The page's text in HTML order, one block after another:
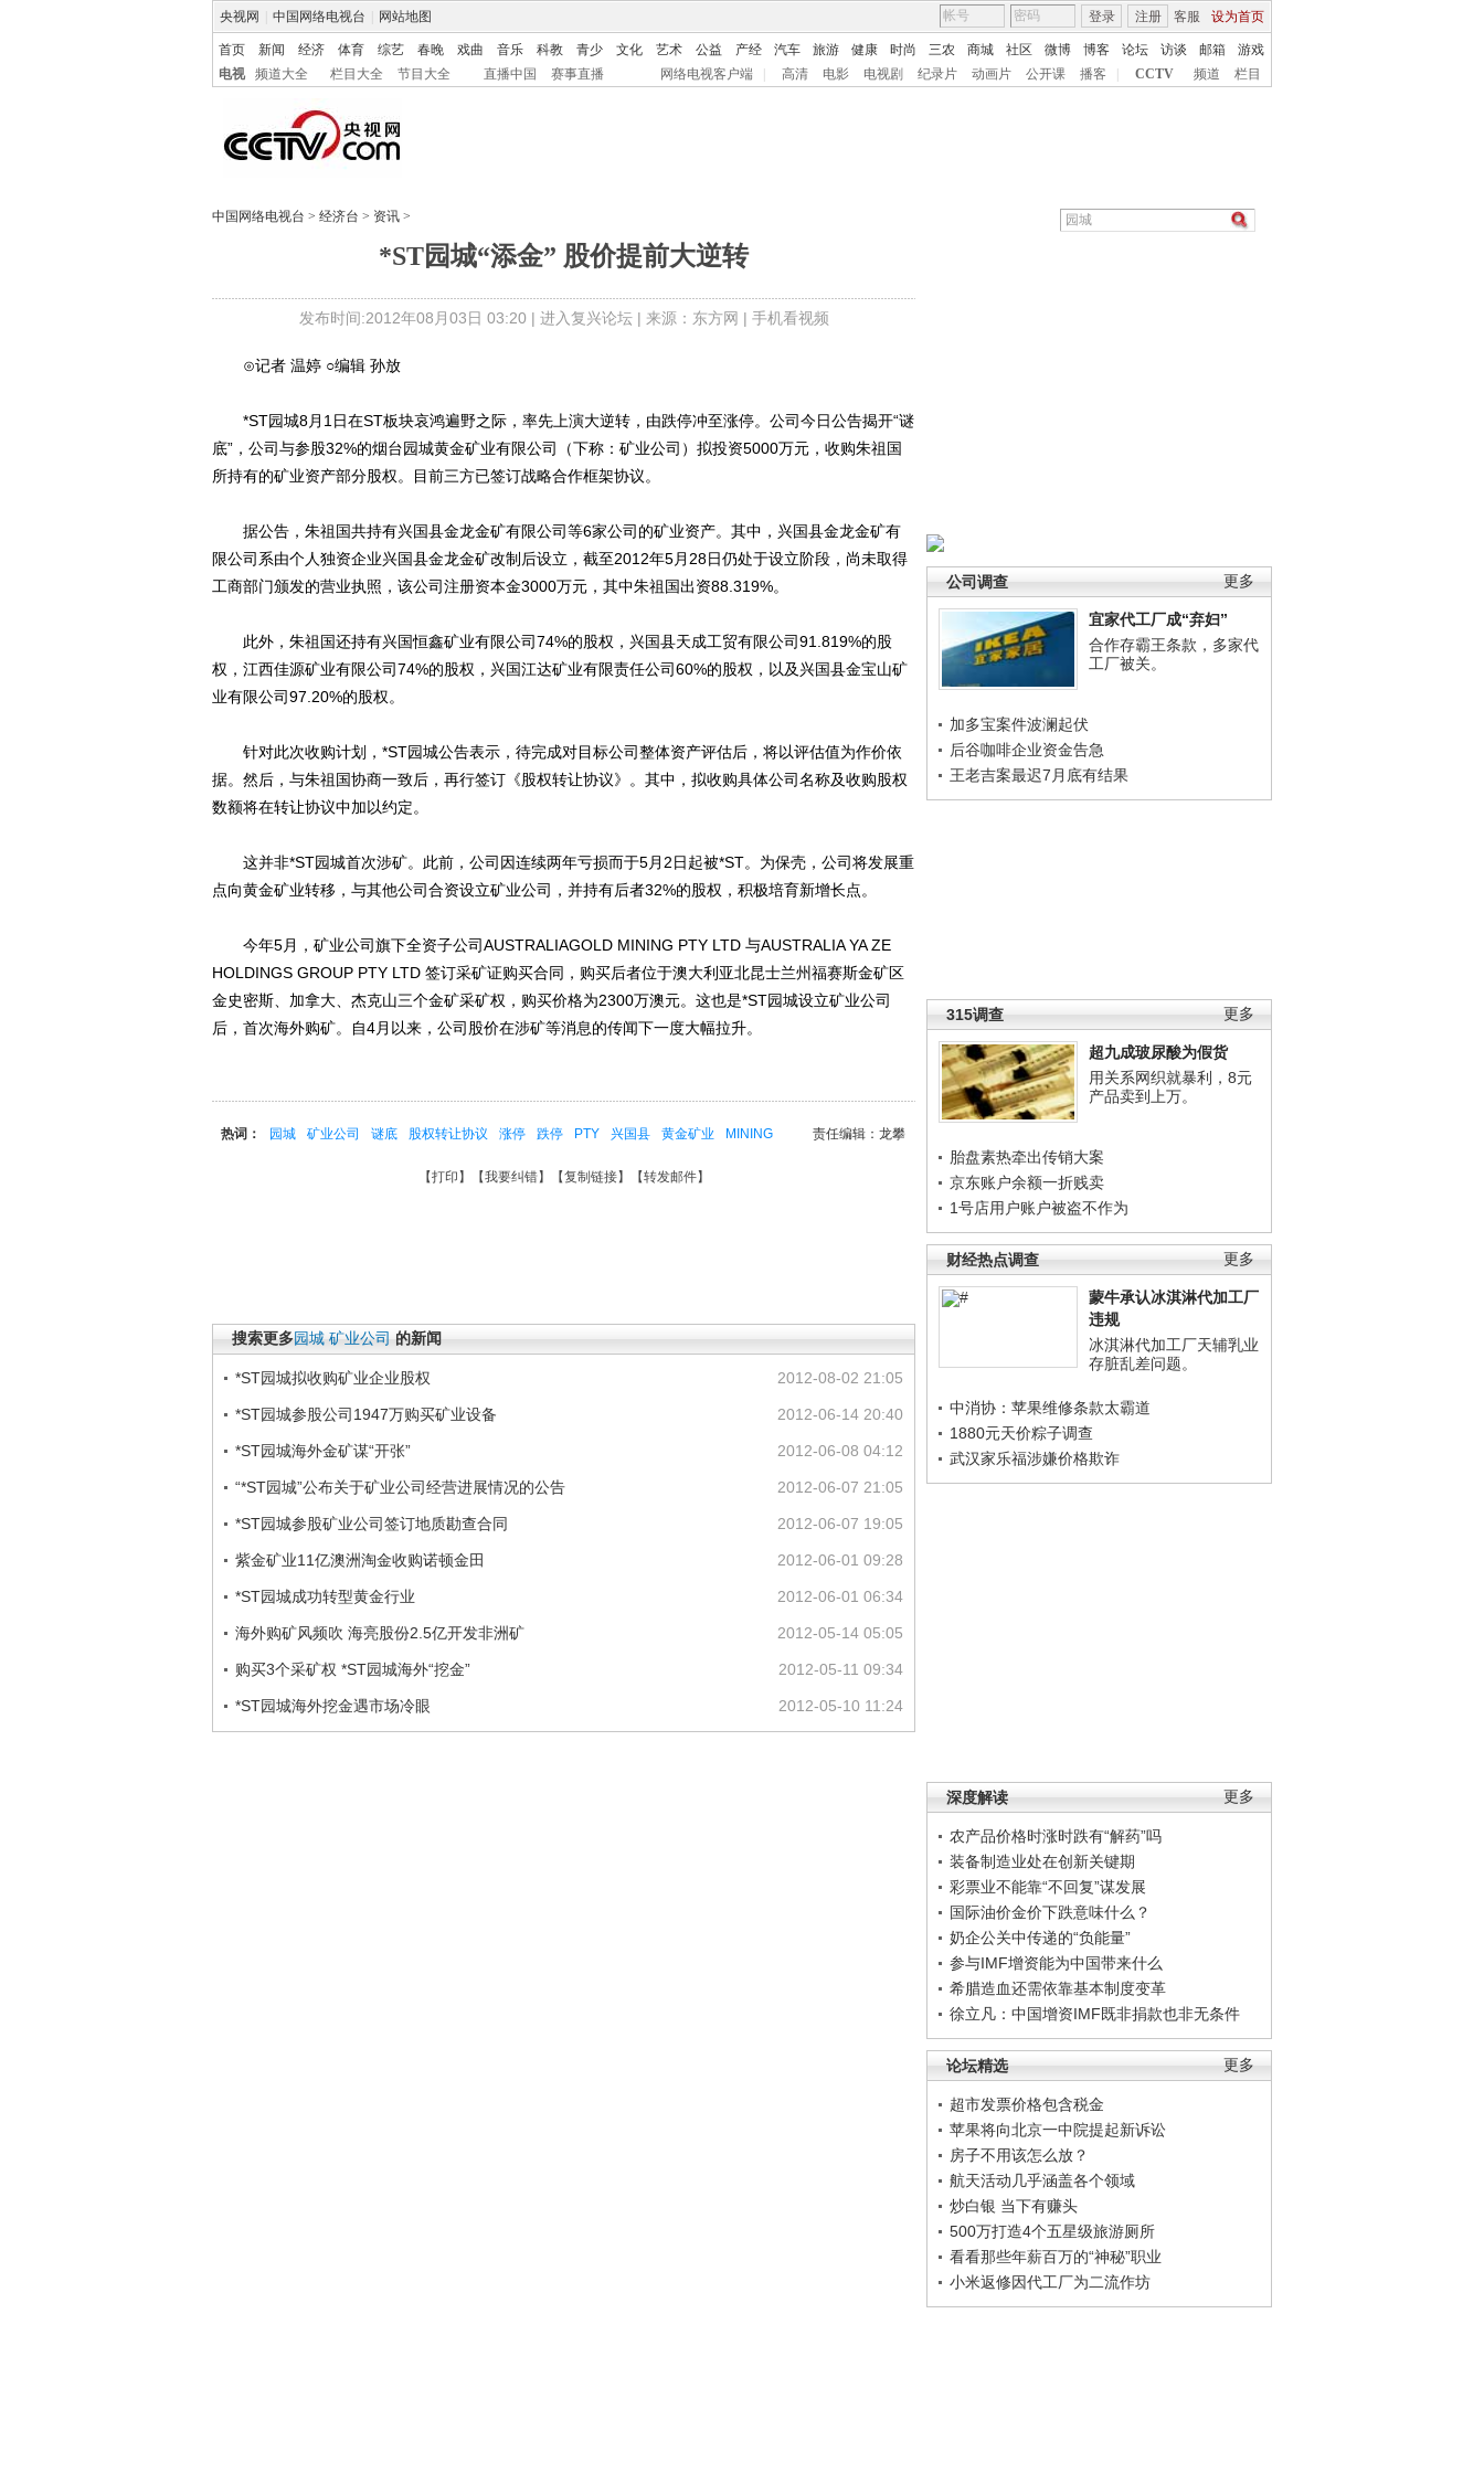
央视网 中国网络电视台 网站地图 客服 设为首页
登录 注册
首页 新闻 经济 体育 综艺 春晚 戏曲 音乐 科教 青少 文化 艺术 公益 产经 汽车 旅游 健康 时尚 三农 商城 社区 微博 博客 论坛 访谈 邮箱
游戏
电视
频道大全 栏目大全 节目大全 直播中国 赛事直播 网络电视客户端 高清 电影 电视剧 纪录片 动画片 公开课 播客 CCTV 频道 栏目
中国网络电视台 > 经济台 > 资讯 >
*ST园城“添金” 股价提前大逆转
发布时间:2012年08月03日 03:20 | 进入复兴论坛| 来源：东方网 | 手机看视频
更多
公司调查
宜家代工厂成“弃妇”
合作存霸王条款，多家代
工厂被关。
加多宝案件波澜起伏
后谷咖啡企业资金告急
王老吉案最迟7月底有结果
更多
315调查
超九成玻尿酸为假货
用关系网织就暴利，8元
产品卖到上万。
胎盘素热牵出传销大案
京东账户余额一折贱卖
1号店用户账户被盗不作为
更多
财经热点调查
蒙牛承认冰淇淋代加工厂
违规
冰淇淋代加工厂天辅乳业
存脏乱差问题。
中消协：苹果维修条款太霸道
1880元天价粽子调查
武汉家乐福涉嫌价格欺诈
更多
深度解读
农产品价格时涨时跌有“解药”吗
装备制造业处在创新关键期
彩票业不能靠“不回复”谋发展
国际油价金价下跌意味什么？
奶企公关中传递的“负能量”
参与IMF增资能为中国带来什么
希腊造血还需依靠基本制度变革
徐立凡：中国增资IMF既非捐款也非无条件
更多
论坛精选
超市发票价格包含税金
苹果将向北京一中院提起新诉讼
房子不用该怎么放？
航天活动几乎涵盖各个领域
炒白银 当下有赚头
500万打造4个五星级旅游厕所
看看那些年薪百万的“神秘”职业
小米返修因代工厂为二流作坊
⊙记者 温婷 ○编辑 孙放
*ST园城8月1日在ST板块哀鸿遍野之际，率先上演大逆转，由跌停冲至涨停。公司今日公告揭开“谜
底”，公司与参股32%的烟台园城黄金矿业有限公司（下称：矿业公司）拟投资5000万元，收购朱祖国
所持有的矿业资产部分股权。目前三方已签订战略合作框架协议。
据公告，朱祖国共持有兴国县金龙金矿有限公司等6家公司的矿业资产。其中，兴国县金龙金矿有
限公司系由个人独资企业兴国县金龙金矿改制后设立，截至2012年5月28日仍处于设立阶段，尚未取得
工商部门颁发的营业执照，该公司注册资本金3000万元，其中朱祖国出资88.319%。
此外，朱祖国还持有兴国恒鑫矿业有限公司74%的股权，兴国县天成工贸有限公司91.819%的股
权，江西佳源矿业有限公司74%的股权，兴国江达矿业有限责任公司60%的股权，以及兴国县金宝山矿
业有限公司97.20%的股权。
针对此次收购计划，*ST园城公告表示，待完成对目标公司整体资产评估后，将以评估值为作价依
据。然后，与朱祖国协商一致后，再行签订《股权转让协议》。其中，拟收购具体公司名称及收购股权
数额将在转让协议中加以约定。
这并非*ST园城首次涉矿。此前，公司因连续两年亏损而于5月2日起被*ST。为保壳，公司将发展重
点向黄金矿业转移，与其他公司合资设立矿业公司，并持有后者32%的股权，积极培育新增长点。
今年5月，矿业公司旗下全资子公司AUSTRALIAGOLD MINING PTY LTD 与AUSTRALIA YA ZE
HOLDINGS GROUP PTY LTD 签订采矿证购买合同，购买后者位于澳大利亚北昆士兰州福赛斯金矿区
金史密斯、加拿大、杰克山三个金矿采矿权，购买价格为2300万澳元。这也是*ST园城设立矿业公司
后，首次海外购矿。自4月以来，公司股价在涉矿等消息的传闻下一度大幅拉升。
责任编辑：龙攀
热词： 园城 矿业公司 谜底 股权转让协议 涨停 跌停 PTY 兴国县 黄金矿业 MINING
【打印 】【我要纠错】【复制链接】【转发邮件】
搜索更多园城 矿业公司 的新闻
2012-08-02 21:05
*ST园城拟收购矿业企业股权
2012-06-14 20:40
*ST园城参股公司1947万购买矿业设备
2012-06-08 04:12
*ST园城海外金矿谋“开张”
2012-06-07 21:05
“*ST园城”公布关于矿业公司经营进展情况的公告
2012-06-07 19:05
*ST园城参股矿业公司签订地质勘查合同
2012-06-01 09:28
紫金矿业11亿澳洲淘金收购诺顿金田
2012-06-01 06:34
*ST园城成功转型黄金行业
2012-05-14 05:05
海外购矿风频吹 海亮股份2.5亿开发非洲矿
2012-05-11 09:34
购买3个采矿权 *ST园城海外“挖金”
2012-05-10 11:24
*ST园城海外挖金遇市场冷眼